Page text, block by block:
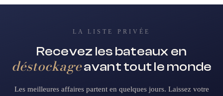
LA LISTE PRIVÉE
Recevez les bateaux en
déstockageavant tout le monde
Les meilleures affaires partent en quelques jours. Laissez votre